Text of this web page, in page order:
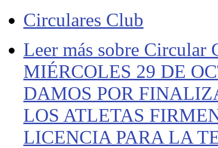
Circulares Club
Leer más sobre Circular
MIÉRCOLES 29 DE
DAMOS POR
LOS ATLETAS
LICENCIA PARA LA